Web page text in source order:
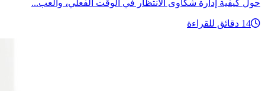
حول كيفية إدارة شكاوى الانتظار في الوقت الفعلي، والعب...
14 دقائق للقراءة